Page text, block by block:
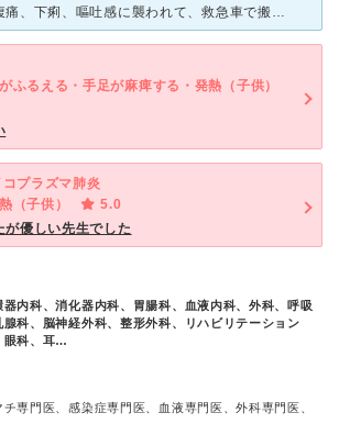
以前、原因不明の腹痛、下痢、嘔吐感に襲われて、救急車で搬送されました。低体温になりとても辛くて不安でした。 途中の道でやっとこの病院に決まり、病院についたころには少しだけ痛みはましになっていたものの
ふるえる・手足が麻痺する・発熱（子供）
コプラズマ肺炎
（子供）
5.0
が優しい先生でした
内科、消化器内科、胃腸科、血液内科、外科、呼吸
科、脳神経外科、整形外科、リハビリテーション
眼科、耳…
専門医、感染症専門医、血液専門医、外科専門医、